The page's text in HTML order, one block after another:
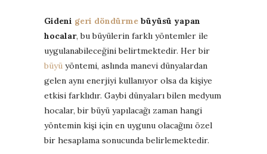
Gideni geri döndürme büyüsü yapan
hocalar, bu büyülerin farklı yöntemler ile
uygulanabileceğini belirtmektedir. Her bir
büyü yöntemi, aslında manevi dünyalardan
gelen aynı enerjiyi kullanıyor olsa da kişiye
etkisi farklıdır. Gaybi dünyaları bilen medyum
hocalar, bir büyü yapılacağı zaman hangi
yöntemin kişi için en uygunu olacağını özel
bir hesaplama sonucunda belirlemektedir.